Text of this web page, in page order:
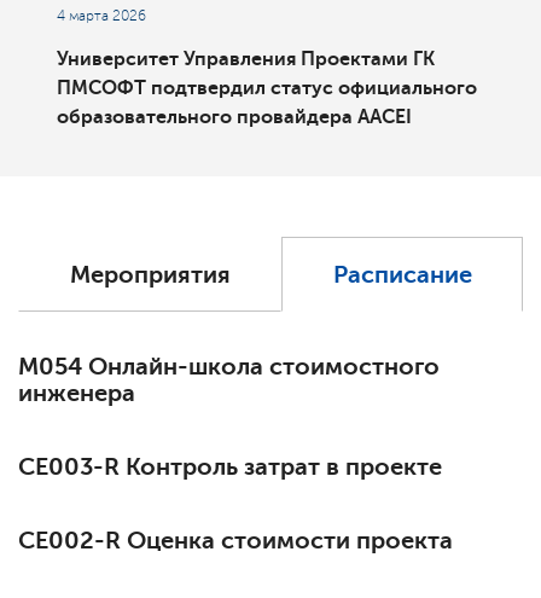
4 марта 2026
Университет Управления Проектами ГК
ПМСОФТ подтвердил статус официального
образовательного провайдера AACEI
Мероприятия Расписание
М054 Онлайн-школа стоимостного
инженера
СЕ003-R Контроль затрат в проекте
СЕ002-R Оценка стоимости проекта